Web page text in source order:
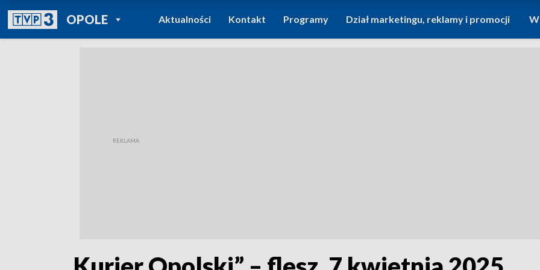
OPOLEPOWRÓT DO
TVP REGIONY
Aktualności Kontakt Programy Dział marketingu, reklamy i promocji